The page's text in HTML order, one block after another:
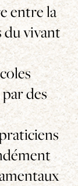
entre la
du vivant
des